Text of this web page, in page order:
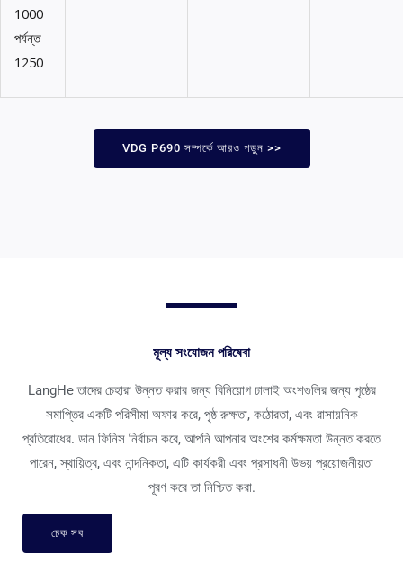
1000
পর্যন্ত
1250
VDG P690 সম্পর্কে আরও পড়ুন >>
মূল্য সংযোজন পরিষেবা
LangHe তাদের চেহারা উন্নত করার জন্য বিনিয়োগ ঢালাই অংশগুলির জন্য পৃষ্ঠের
সমাপ্তির একটি পরিসীমা অফার করে, পৃষ্ঠ রুক্ষতা, কঠোরতা, এবং রাসায়নিক
প্রতিরোধের. ডান ফিনিস নির্বাচন করে, আপনি আপনার অংশের কর্মক্ষমতা উন্নত করতে
পারেন, স্থায়িত্ব, এবং নান্দনিকতা, এটি কার্যকরী এবং প্রসাধনী উভয় প্রয়োজনীয়তা
পূরণ করে তা নিশ্চিত করা.
চেক সব